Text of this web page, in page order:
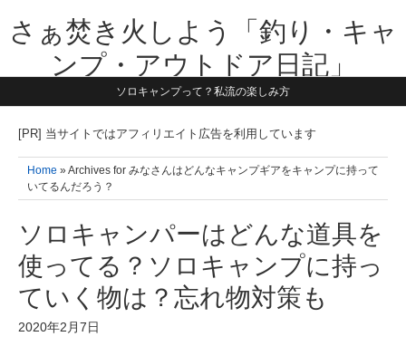
さぁ焚き火しよう「釣り・キャ
ンプ・アウトドア日記」
【テーマは子供と一緒に本気で遊ぶ】1981年うまれ・横浜在住。妻と3
す。同じ世代のお父さんに読んで頂けたら嬉しいです！よろしくお願い
ソロキャンプって？私流の楽しみ方
[PR] 当サイトではアフィリエイト広告を利用しています
Home » Archives for みなさんはどんなキャンプギアをキャンプに持って
いてるんだろう？
ソロキャンパーはどんな道具を
使ってる？ソロキャンプに持っ
ていく物は？忘れ物対策も
2020年2月7日